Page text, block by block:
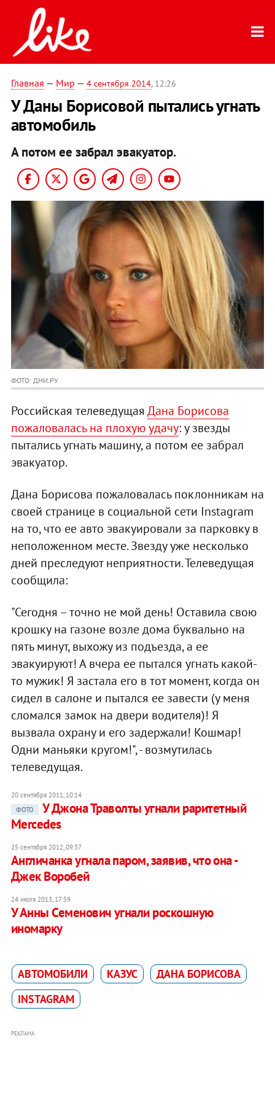
Главная — Мир — 4 сентября 2014, 12:26
У Даны Борисовой пытались угнать
автомобиль
А потом ее забрал эвакуатор.
ФОТО: ДНИ.РУ
Российская телеведущаяДана Борисова
пожаловалась на плохую удачу: у звезды
пытались угнать машину, а потом ее забрал
эвакуатор.
Дана Борисова пожаловалась поклонникам на
своей странице в социальной сети Instagram
на то, что ее авто эвакуировали за парковку в
неположенном месте. Звезду уже несколько
дней преследуют неприятности. Телеведущая
сообщила:
"Сегодня – точно не мой день! Оставила свою
крошку на газоне возле дома буквально на
пять минут, выхожу из подъезда, а ее
эвакуируют! А вчера ее пытался угнать какой-
то мужик! Я застала его в тот момент, когда он
сидел в салоне и пытался ее завести (у меня
сломался замок на двери водителя)! Я
вызвала охрану и его задержали! Кошмар!
Одни маньяки кругом!", - возмутилась
телеведущая.
20 сентября 2011, 10:14
ФОТО
У Джона Траволты угнали раритетный
Mercedes
25 сентября 2012, 09:37
Англичанка угнала паром, заявив, что она -
Джек Воробей
24 июля 2013, 17:59
У Анны Семенович угнали роскошную
иномарку
АВТОМОБИЛИ КАЗУС
ДАНА БОРИСОВА
INSTAGRAM
РЕКЛАМА